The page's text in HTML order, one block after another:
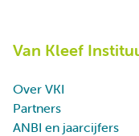
Van Kleef
Over VKI
Partners
ANBI en jaarcijfers